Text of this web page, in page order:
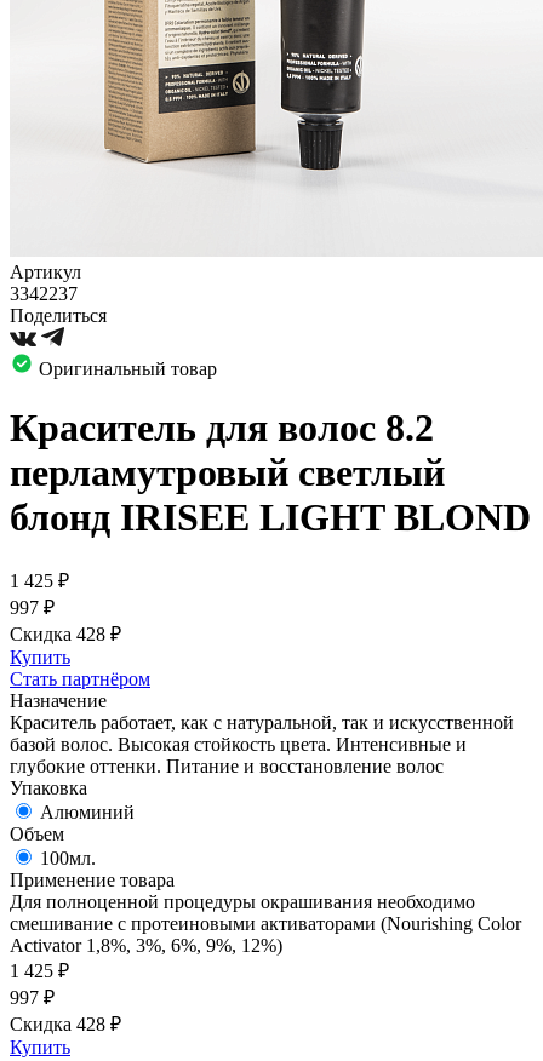
Артикул
3342237
Поделиться
Оригинальный товар
Краситель для волос 8.2
перламутровый светлый
блонд IRISEE LIGHT BLOND
1 425 ₽
997 ₽
Скидка 428 ₽
Купить
Стать партнёром
Назначение
Краситель работает, как с натуральной, так и искусственной
базой волос. Высокая стойкость цвета. Интенсивные и
глубокие оттенки. Питание и восстановление волос
Упаковка
Алюминий
Объем
100мл.
Применение товара
Для полноценной процедуры окрашивания необходимо
смешивание с протеиновыми активаторами (Nourishing Color
Activator 1,8%, 3%, 6%, 9%, 12%)
1 425 ₽
997 ₽
Скидка 428 ₽
Купить